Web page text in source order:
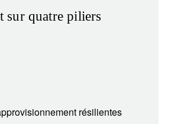
sur quatre piliers
résilientes